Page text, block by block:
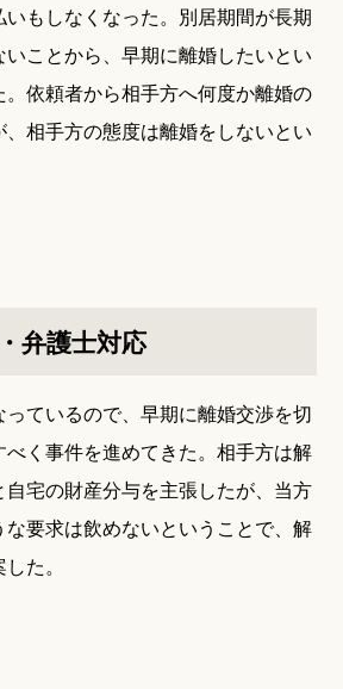
もしなくなった。別居期間が長期
ことから、早期に離婚したいとい
。依頼者から相手方へ何度か離婚の
相手方の態度は離婚をしないとい
弁護士対応
ているので、早期に離婚交渉を切
べく事件を進めてきた。相手方は解
宅の財産分与を主張したが、当方
な要求は飲めないということで、解
た。